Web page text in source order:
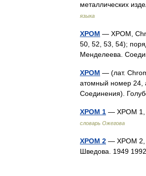
металлических
языка
ХРОМ — ХРОМ,
50, 52, 53, 54);
Менделеева.
ХРОМ — (лат.
атомный номер 24,
Соединения).
ХРОМ 1 — ХРОМ 1,
словарь Ожегова
ХРОМ 2 — ХРОМ 2,
Шведова. 1949